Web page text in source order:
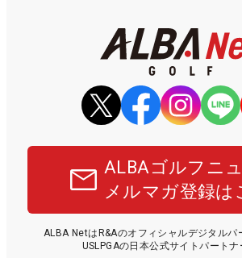
ALBAゴルフニ
メルマガ登録は
ALBA NetはR&Aのオフィシャルデジタルパ
USLPGAの日本公式サイトパートナ